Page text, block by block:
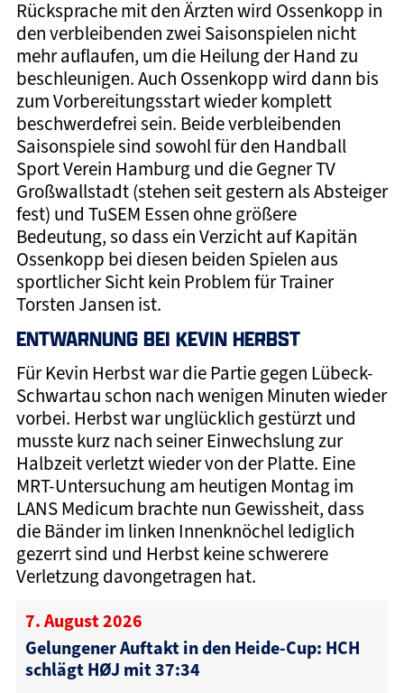
Rücksprache mit den Ärzten wird Ossenkopp in
den verbleibenden zwei Saisonspielen nicht
mehr auflaufen, um die Heilung der Hand zu
beschleunigen. Auch Ossenkopp wird dann bis
zum Vorbereitungsstart wieder komplett
beschwerdefrei sein. Beide verbleibenden
Saisonspiele sind sowohl für den Handball
Sport Verein Hamburg und die Gegner TV
Großwallstadt (stehen seit gestern als Absteiger
fest) und TuSEM Essen ohne größere
Bedeutung, so dass ein Verzicht auf Kapitän
Ossenkopp bei diesen beiden Spielen aus
sportlicher Sicht kein Problem für Trainer
Torsten Jansen ist.
ENTWARNUNG BEI KEVIN HERBST
Für Kevin Herbst war die Partie gegen Lübeck-
Schwartau schon nach wenigen Minuten wieder
vorbei. Herbst war unglücklich gestürzt und
musste kurz nach seiner Einwechslung zur
Halbzeit verletzt wieder von der Platte. Eine
MRT-Untersuchung am heutigen Montag im
LANS Medicum brachte nun Gewissheit, dass
die Bänder im linken Innenknöchel lediglich
gezerrt sind und Herbst keine schwerere
Verletzung davongetragen hat.
7. August 2026
Gelungener Auftakt in den Heide-Cup: HCH
schlägt HØJ mit 37:34